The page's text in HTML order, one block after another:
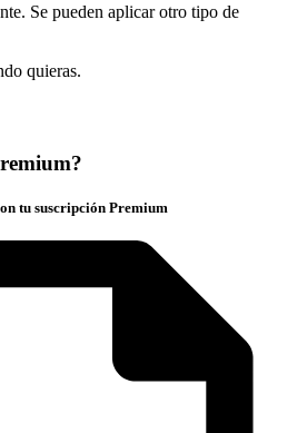
Se pueden aplicar otro tipo de
quieras.
tu suscripción Premium